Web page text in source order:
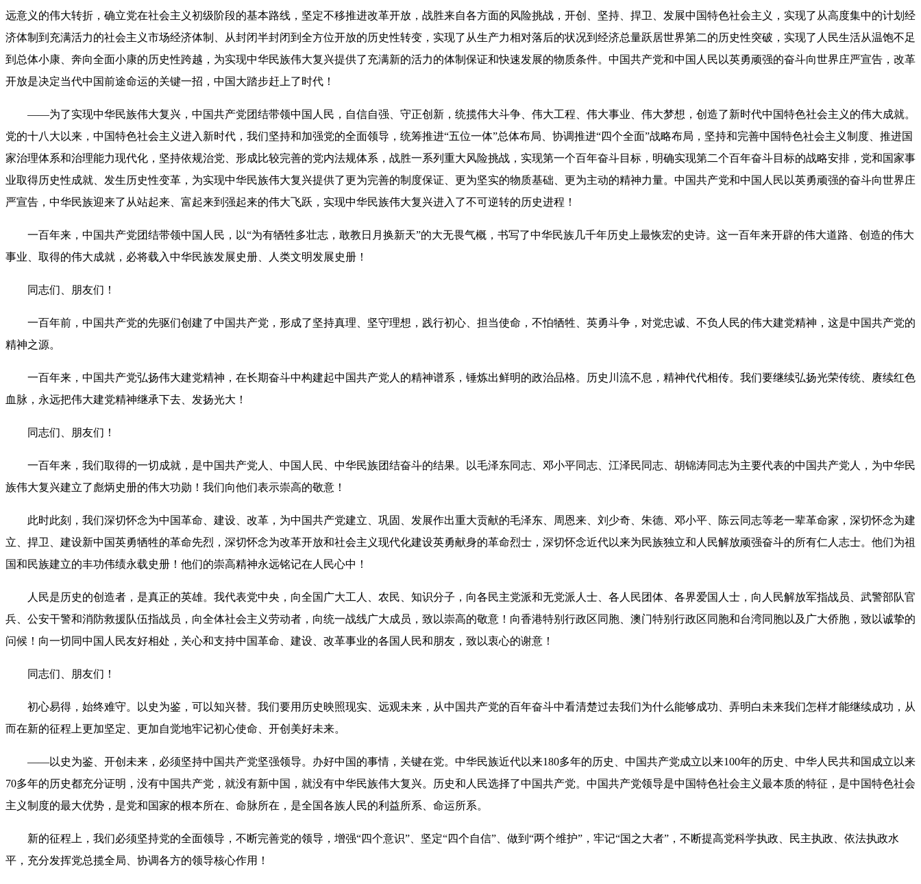
远意义的伟大转折，确立党在社会主义初级阶段的基本路线，坚定不移推进改革开放，战胜来自各方面的风险挑战，开创、坚持、捍卫、发展中国特色社会主义，实现了从高度集中的计划经
济体制到充满活力的社会主义市场经济体制、从封闭半封闭到全方位开放的历史性转变，实现了从生产力相对落后的状况到经济总量跃居世界第二的历史性突破，实现了人民生活从温饱不足
到总体小康、奔向全面小康的历史性跨越，为实现中华民族伟大复兴提供了充满新的活力的体制保证和快速发展的物质条件。中国共产党和中国人民以英勇顽强的奋斗向世界庄严宣告，改革
开放是决定当代中国前途命运的关键一招，中国大踏步赶上了时代！
——为了实现中华民族伟大复兴，中国共产党团结带领中国人民，自信自强、守正创新，统揽伟大斗争、伟大工程、伟大事业、伟大梦想，创造了新时代中国特色社会主义的伟大成就。
党的十八大以来，中国特色社会主义进入新时代，我们坚持和加强党的全面领导，统筹推进“五位一体”总体布局、协调推进“四个全面”战略布局，坚持和完善中国特色社会主义制度、推进国
家治理体系和治理能力现代化，坚持依规治党、形成比较完善的党内法规体系，战胜一系列重大风险挑战，实现第一个百年奋斗目标，明确实现第二个百年奋斗目标的战略安排，党和国家事
业取得历史性成就、发生历史性变革，为实现中华民族伟大复兴提供了更为完善的制度保证、更为坚实的物质基础、更为主动的精神力量。中国共产党和中国人民以英勇顽强的奋斗向世界庄
严宣告，中华民族迎来了从站起来、富起来到强起来的伟大飞跃，实现中华民族伟大复兴进入了不可逆转的历史进程！
一百年来，中国共产党团结带领中国人民，以“为有牺牲多壮志，敢教日月换新天”的大无畏气概，书写了中华民族几千年历史上最恢宏的史诗。这一百年来开辟的伟大道路、创造的伟大
事业、取得的伟大成就，必将载入中华民族发展史册、人类文明发展史册！
同志们、朋友们！
一百年前，中国共产党的先驱们创建了中国共产党，形成了坚持真理、坚守理想，践行初心、担当使命，不怕牺牲、英勇斗争，对党忠诚、不负人民的伟大建党精神，这是中国共产党的
精神之源。
一百年来，中国共产党弘扬伟大建党精神，在长期奋斗中构建起中国共产党人的精神谱系，锤炼出鲜明的政治品格。历史川流不息，精神代代相传。我们要继续弘扬光荣传统、赓续红色
血脉，永远把伟大建党精神继承下去、发扬光大！
同志们、朋友们！
一百年来，我们取得的一切成就，是中国共产党人、中国人民、中华民族团结奋斗的结果。以毛泽东同志、邓小平同志、江泽民同志、胡锦涛同志为主要代表的中国共产党人，为中华民
族伟大复兴建立了彪炳史册的伟大功勋！我们向他们表示崇高的敬意！
此时此刻，我们深切怀念为中国革命、建设、改革，为中国共产党建立、巩固、发展作出重大贡献的毛泽东、周恩来、刘少奇、朱德、邓小平、陈云同志等老一辈革命家，深切怀念为建
立、捍卫、建设新中国英勇牺牲的革命先烈，深切怀念为改革开放和社会主义现代化建设英勇献身的革命烈士，深切怀念近代以来为民族独立和人民解放顽强奋斗的所有仁人志士。他们为祖
国和民族建立的丰功伟绩永载史册！他们的崇高精神永远铭记在人民心中！
人民是历史的创造者，是真正的英雄。我代表党中央，向全国广大工人、农民、知识分子，向各民主党派和无党派人士、各人民团体、各界爱国人士，向人民解放军指战员、武警部队官
兵、公安干警和消防救援队伍指战员，向全体社会主义劳动者，向统一战线广大成员，致以崇高的敬意！向香港特别行政区同胞、澳门特别行政区同胞和台湾同胞以及广大侨胞，致以诚挚的
问候！向一切同中国人民友好相处，关心和支持中国革命、建设、改革事业的各国人民和朋友，致以衷心的谢意！
同志们、朋友们！
初心易得，始终难守。以史为鉴，可以知兴替。我们要用历史映照现实、远观未来，从中国共产党的百年奋斗中看清楚过去我们为什么能够成功、弄明白未来我们怎样才能继续成功，从
而在新的征程上更加坚定、更加自觉地牢记初心使命、开创美好未来。
——以史为鉴、开创未来，必须坚持中国共产党坚强领导。办好中国的事情，关键在党。中华民族近代以来180多年的历史、中国共产党成立以来100年的历史、中华人民共和国成立以来
70多年的历史都充分证明，没有中国共产党，就没有新中国，就没有中华民族伟大复兴。历史和人民选择了中国共产党。中国共产党领导是中国特色社会主义最本质的特征，是中国特色社会
主义制度的最大优势，是党和国家的根本所在、命脉所在，是全国各族人民的利益所系、命运所系。
新的征程上，我们必须坚持党的全面领导，不断完善党的领导，增强“四个意识”、坚定“四个自信”、做到“两个维护”，牢记“国之大者”，不断提高党科学执政、民主执政、依法执政水
平，充分发挥党总揽全局、协调各方的领导核心作用！